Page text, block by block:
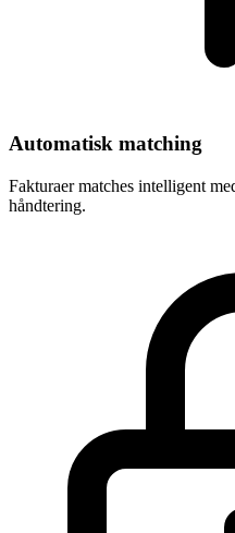
Automatisk matching
Fakturaer matches intelligent
håndtering.